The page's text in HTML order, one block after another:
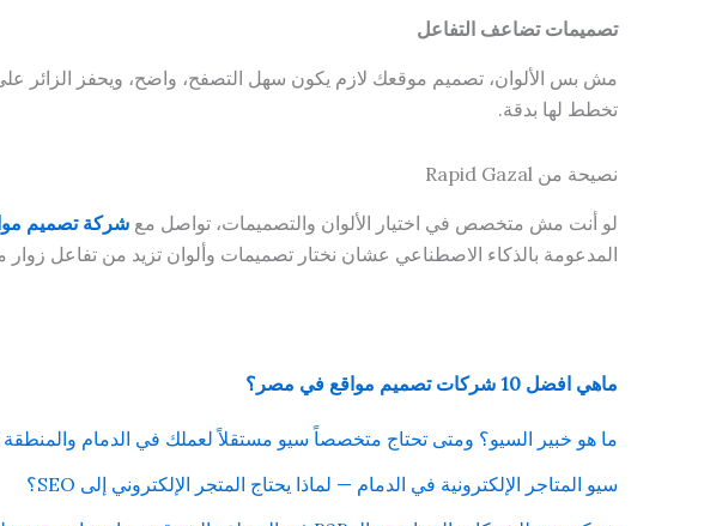
تصميمات تضاعف التفاعل
مش بس الألوان، تصميم موقعك لازم يكون سهل التصفح، واضح، ويحفز الزائر على
تخطط لها بدقة.
نصيحة من Rapid Gazal
لو أنت مش متخصص في اختيار الألوان والتصميمات، تواصل مع شركة تصميم
المدعومة بالذكاء الاصطناعي عشان نختار تصميمات وألوان تزيد من تفاعل
ماهي افضل 10 شركات تصميم مواقع في مصر؟
ما هو خبير السيو؟ ومتى تحتاج متخصصاً سيو مستقلاً لعملك في الدمام
سيو المتاجر الإلكترونية في الدمام — لماذا يحتاج المتجر الإلكتروني إلى SEO؟